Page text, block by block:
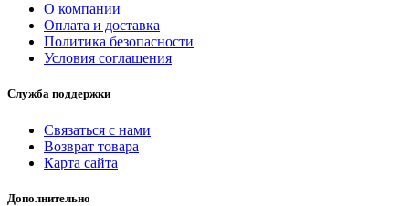
О компании
Оплата и доставка
Политика безопасности
Условия соглашения
Служба поддержки
Связаться с нами
Возврат товара
Карта сайта
Дополнительно